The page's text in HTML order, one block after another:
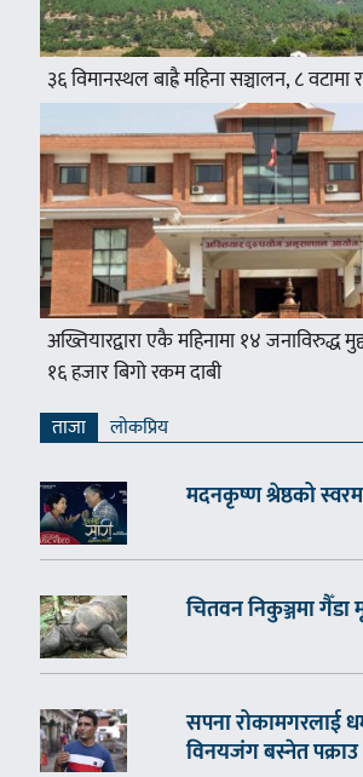
३६ विमानस्थल बाह्रै महिना सञ्चालन, ८ वटामा
अख्तियारद्वारा एकै महिनामा १४ जनाविरुद्ध
१६ हजार बिगो रकम दाबी
ताजा लाेकप्रिय
मदनकृष्ण श्रेष्ठको
चितवन निकुञ्जमा
सपना रोकामगरलाई
विनयजंग बस्नेत पक्राउ